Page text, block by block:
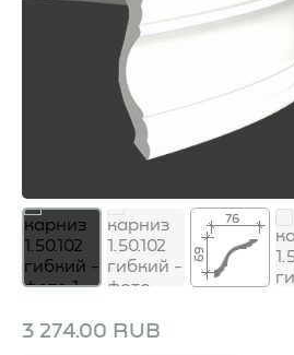
76
69
3 274.00 RUB